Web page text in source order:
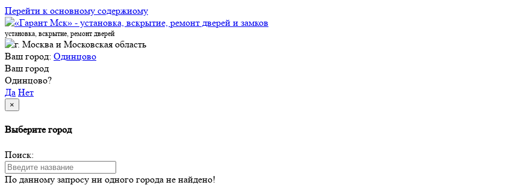
Перейти к основному содержиому
установка, вскрытие, ремонт дверей
Ваш город: Одинцово
Ваш город
Одинцово?
Да Нет
×
Выберите город
Поиск:
По данному запросу ни одного города не найдено!